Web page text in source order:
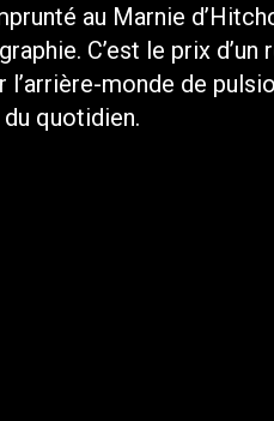
au Marnie
C’est le prix d’un
monde de
quotidien.